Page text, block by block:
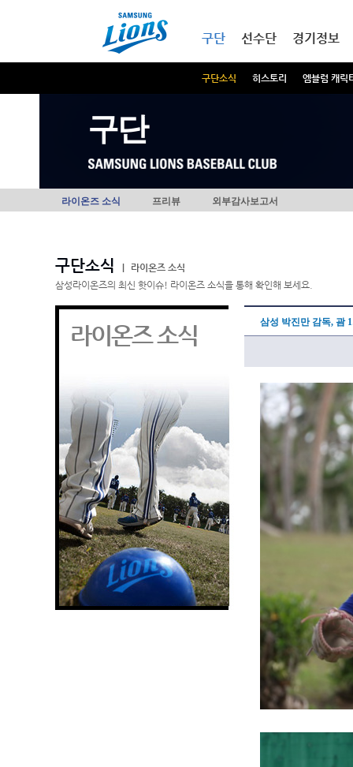
구단
구단소식 히스토리 엠블럼 캐릭
선수단 경기정보
구단
라이온즈 소식 프리뷰 외부감사보고서
구단소식
라이온즈 소식
삼성라이온즈의 최신 핫이슈! 라이온즈 소식을 통해 확인해 보세요.
라이온즈 소식 삼성 박진만 감독, 괌